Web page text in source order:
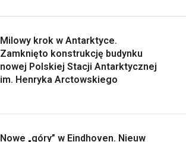
Milowy krok w Antarktyce.
Zamknięto konstrukcję budynku
nowej Polskiej Stacji Antarktycznej
im. Henryka Arctowskiego
Nowe „góry” w Eindhoven. Nieuw